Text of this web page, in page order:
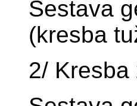
Sestava
(kresba
2/ Kresba